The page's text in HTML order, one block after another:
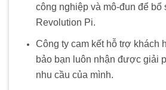
công nghiệp và mô-đun để bổ
Revolution Pi.
Công ty cam kết hỗ trợ khách
bảo bạn luôn nhận được giải
nhu cầu của mình.